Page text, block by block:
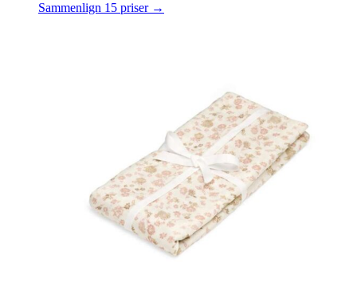
Sammenlign 15 priser →